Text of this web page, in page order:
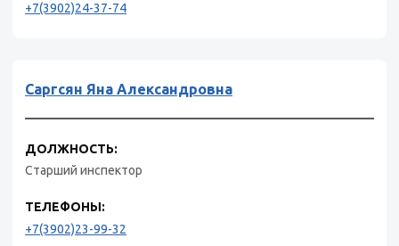
+7(3902)24-37-74
Саргсян Яна Александровна
ДОЛЖНОСТЬ:
Старший инспектор
ТЕЛЕФОНЫ:
+7(3902)23-99-32